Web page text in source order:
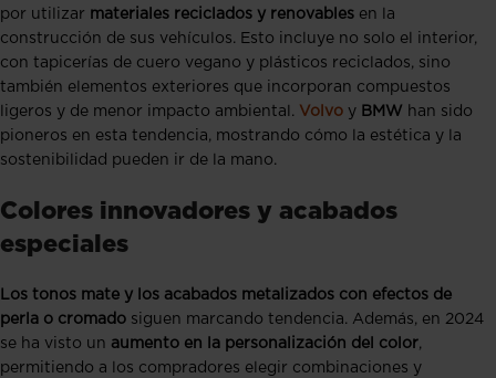
por utilizar materiales reciclados y renovables en la
construcción de sus vehículos. Esto incluye no solo el interior,
con tapicerías de cuero vegano y plásticos reciclados, sino
también elementos exteriores que incorporan compuestos
ligeros y de menor impacto ambiental. Volvo y BMW han sido
pioneros en esta tendencia, mostrando cómo la estética y la
sostenibilidad pueden ir de la mano.
Colores innovadores y acabados
especiales
Los tonos mate y los acabados metalizados con efectos de
perla o cromado siguen marcando tendencia. Además, en 2024
se ha visto un aumento en la personalización del color,
permitiendo a los compradores elegir combinaciones y